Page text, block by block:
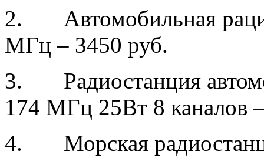
2. Автомобильная
МГц – 3450 руб.
3. Радиостанция
174 МГц 25Вт 8 каналов
4. Морская